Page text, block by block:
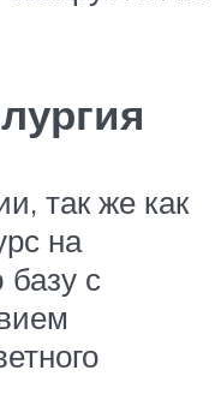
так же как
на
с